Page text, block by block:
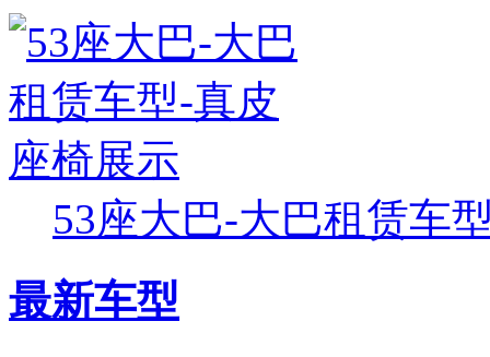
53座大巴-大巴租赁车
最新车型